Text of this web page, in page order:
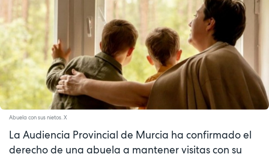
Abuela con sus nietos. X
La Audiencia Provincial de Murcia ha confirmado el
derecho de una abuela a mantener visitas con su